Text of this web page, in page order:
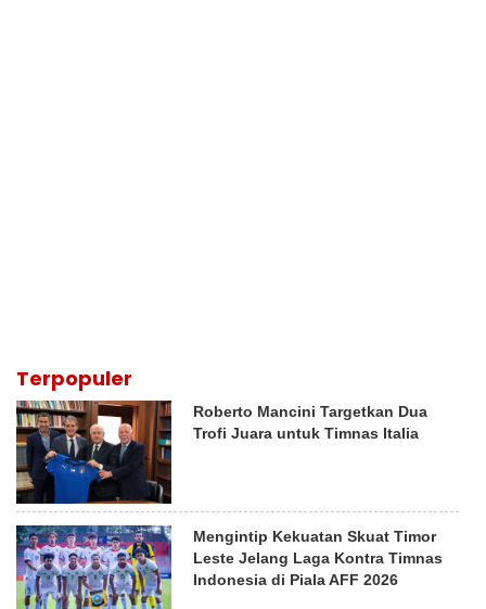
Terpopuler
Roberto Mancini Targetkan Dua
Trofi Juara untuk Timnas Italia
Mengintip Kekuatan Skuat Timor
Leste Jelang Laga Kontra Timnas
Indonesia di Piala AFF 2026